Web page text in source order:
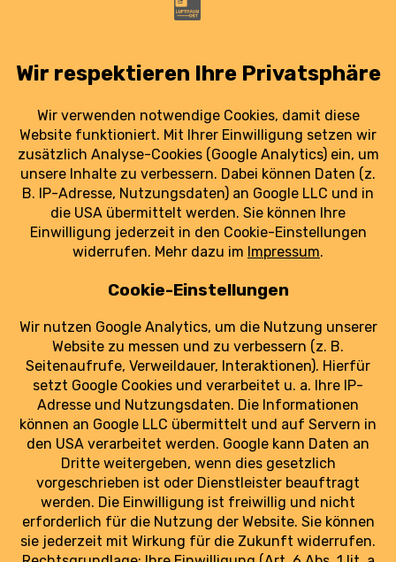
DDR-Luftfahrt: Deutsches Technikmuseum
1. August 2025
Eine frisch restaurierte Iljuschin IL-14 ist nun
der ganze Stolz des Deutschen
Technikmuseums in Berlin. Das Flugzeug steht
für ein wichtiges Kapitel ostdeutscher
Luftfahrtgeschichte – und für ehrenamtliches
weiterlesen